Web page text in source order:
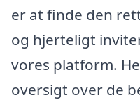
er at finde den
og hjerteligt
vores platform.
oversigt over de